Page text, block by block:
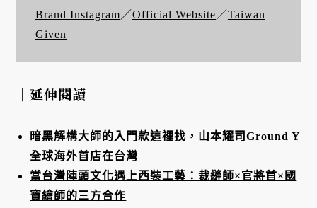
Brand Instagram ／Official Website ／Taiwan
Given
｜延伸閱讀｜
暗黑解構大師的入門款這裡找，山本耀司Ground Y
全球海外首店在台灣
當台灣陣頭文化遇上西裝工藝：裁縫師×官將首×國
寶繪師的三方合作